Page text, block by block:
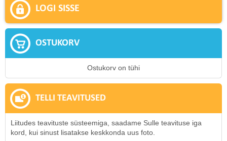
LOGI SISSE
OSTUKORV
Ostukorv on tühi
TELLI TEAVITUSED
Liitudes teavituste süsteemiga, saadame Sulle teavituse iga
kord, kui sinust lisatakse keskkonda uus foto.